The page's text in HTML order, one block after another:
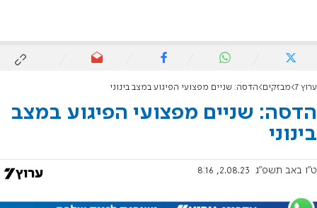
ערוץ 7 מבזקים הדסה: שניים מפצועי הפיגוע במצב בינוני
הדסה: שניים מפצועי הפיגוע במצב
בינוני
ט"ו באב תשפ"ג 2.08.23, 8:16